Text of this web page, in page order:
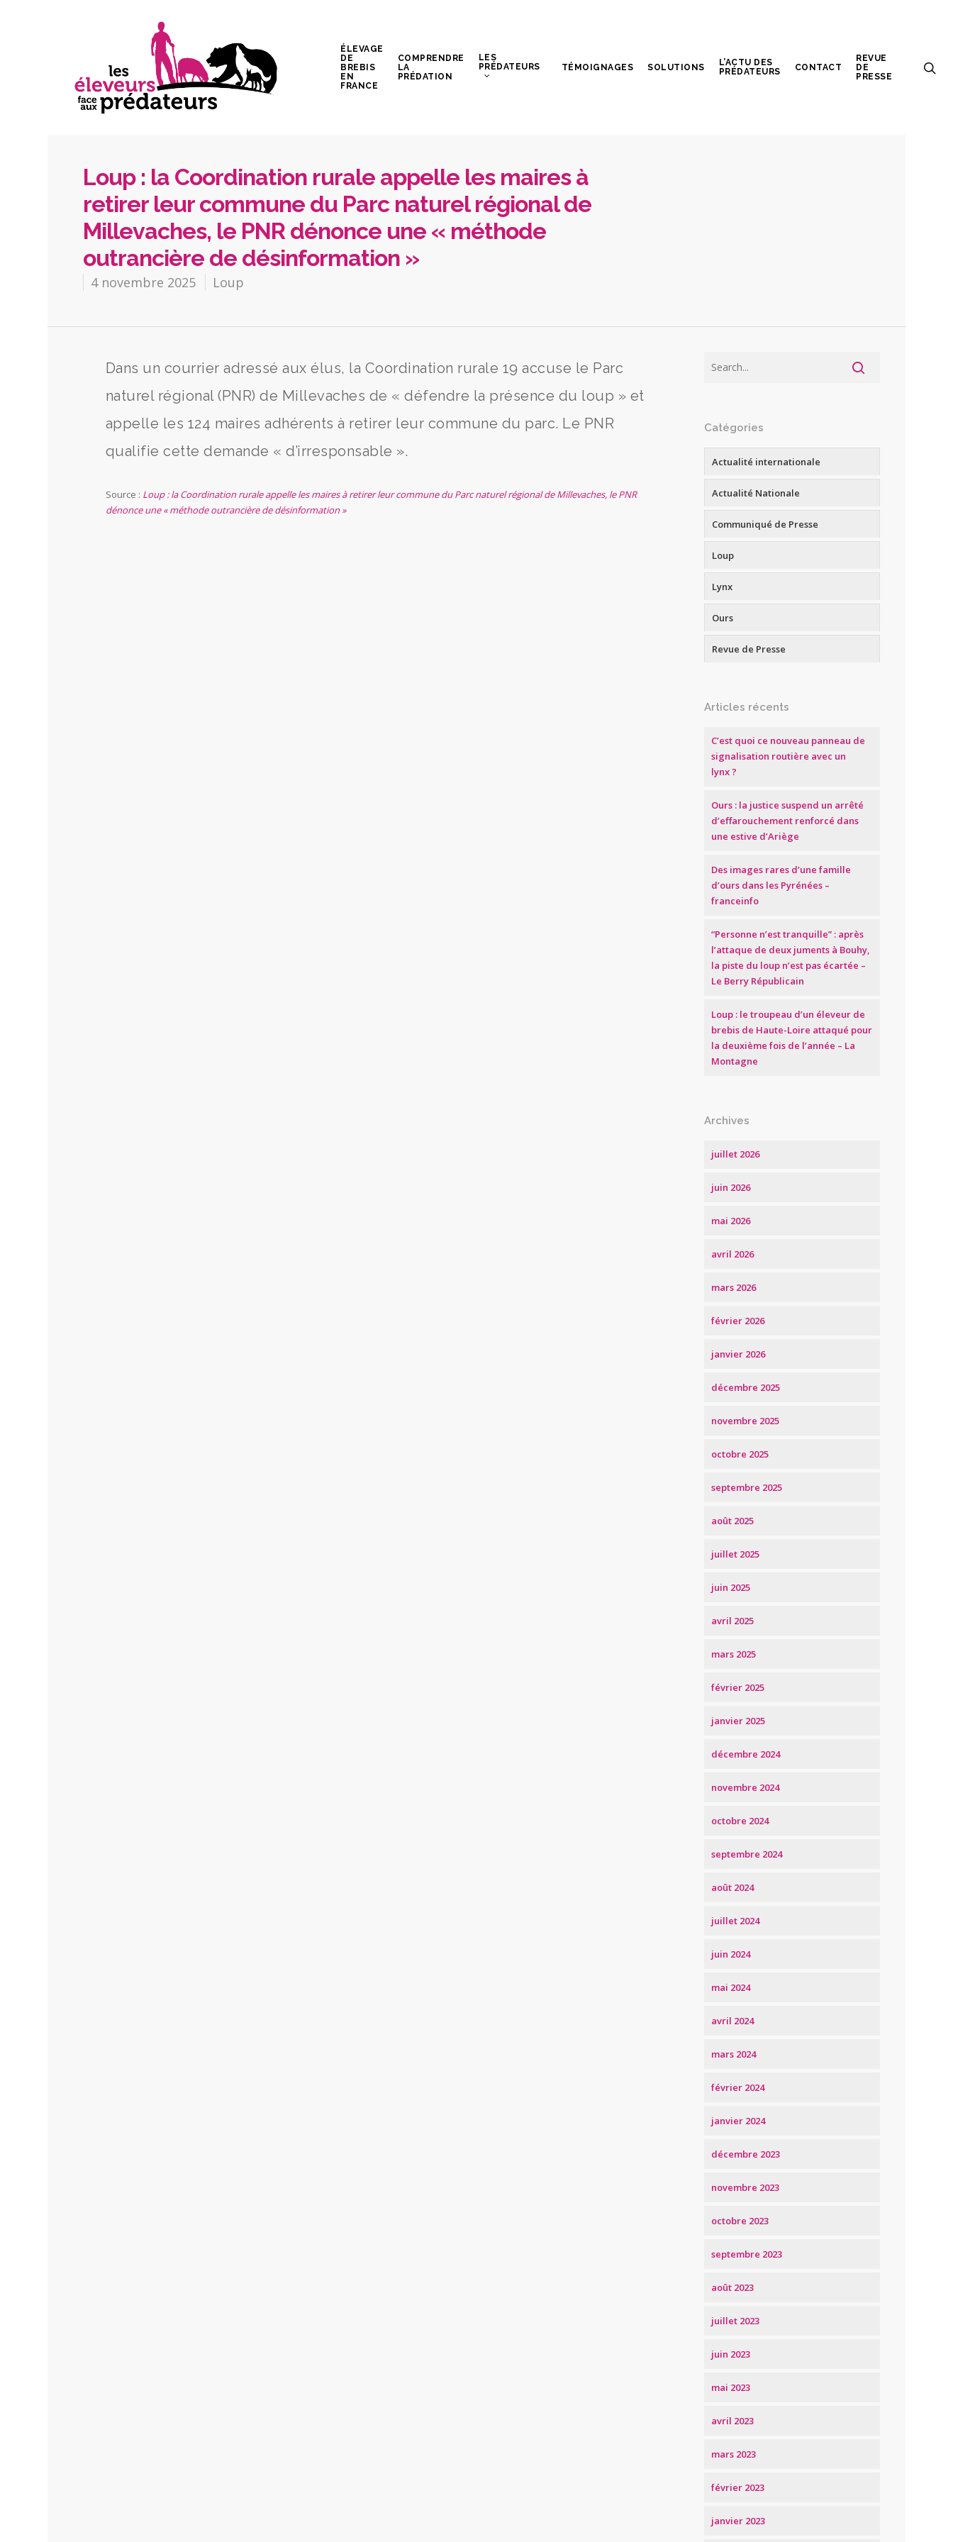
ÉLEVAGE
DE
BREBIS
EN
FRANCE
COMPRENDRE
LA
PRÉDATION
LES
PRÉDATEURS
TÉMOIGNAGES SOLUTIONS
L’ACTU DES
PRÉDATEURS
CONTACT
REVUE
DE
PRESSE
Loup : la Coordination rurale appelle les maires à
retirer leur commune du Parc naturel régional de
Millevaches, le PNR dénonce une « méthode
outrancière de désinformation »
4 novembre 2025 Loup
Dans un courrier adressé aux élus, la Coordination rurale 19 accuse le Parc
naturel régional (PNR) de Millevaches de « défendre la présence du loup » et
appelle les 124 maires adhérents à retirer leur commune du parc. Le PNR
qualifie cette demande « d’irresponsable ».
Source : Loup : la Coordination rurale appelle les maires à retirer leur commune du Parc naturel régional de Millevaches, le PNR
dénonce une « méthode outrancière de désinformation »
Catégories
Actualité internationale
Actualité Nationale
Communiqué de Presse
Loup
Lynx
Ours
Revue de Presse
Articles récents
C’est quoi ce nouveau panneau de
signalisation routière avec un
lynx ?
Ours : la justice suspend un arrêté
d’effarouchement renforcé dans
une estive d’Ariège
Des images rares d’une famille
d’ours dans les Pyrénées –
franceinfo
“Personne n’est tranquille” : après
l’attaque de deux juments à Bouhy,
la piste du loup n’est pas écartée –
Le Berry Républicain
Loup : le troupeau d’un éleveur de
brebis de Haute-Loire attaqué pour
la deuxième fois de l’année – La
Montagne
Archives
juillet 2026
juin 2026
mai 2026
avril 2026
mars 2026
février 2026
janvier 2026
décembre 2025
novembre 2025
octobre 2025
septembre 2025
août 2025
juillet 2025
juin 2025
avril 2025
mars 2025
février 2025
janvier 2025
décembre 2024
novembre 2024
octobre 2024
septembre 2024
août 2024
juillet 2024
juin 2024
mai 2024
avril 2024
mars 2024
février 2024
janvier 2024
décembre 2023
novembre 2023
octobre 2023
septembre 2023
août 2023
juillet 2023
juin 2023
mai 2023
avril 2023
mars 2023
février 2023
janvier 2023